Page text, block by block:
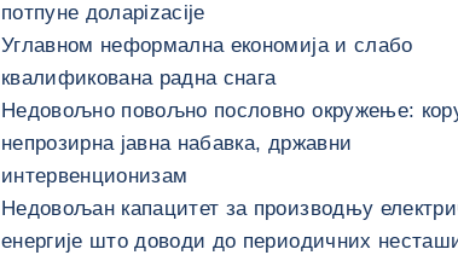
потпуне доларizacije
Углавном неформална економија и слабо
квалификована радна снага
Недовољно повољно пословно окружење:
непрозирна јавна набавка, државни
интервенционизам
Недовољан капацитет за производњу
енергије што доводи до периодичних